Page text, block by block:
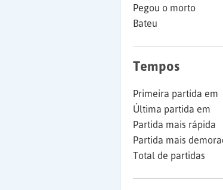
Pegou o morto
Bateu
Tempos
Primeira partida em
Última partida em
Partida mais rápida
Partida mais
Total de partidas